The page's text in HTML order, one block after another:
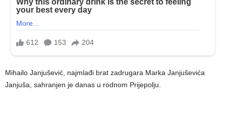
Mihailo Janjušević, najmlađi brat zadrugara Marka Janjuševića
Janjuša, sahranjen je danas u rodnom Prijepolju.